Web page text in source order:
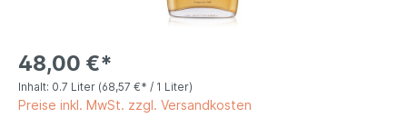
48,00 €*
Inhalt: 0.7 Liter (68,57 €* / 1 Liter)
Preise inkl. MwSt. zzgl. Versandkosten